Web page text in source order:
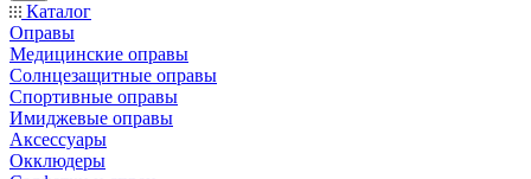
Каталог
Оправы
Медицинские оправы
Солнцезащитные оправы
Спортивные оправы
Имиджевые оправы
Аксессуары
Окклюдеры